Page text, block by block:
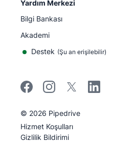
Yardım Merkezi
Bilgi Bankası
Akademi
Destek (Şu an erişilebilir)
© 2026 Pipedrive
Pipedrive
Hizmet Koşulları
Pipedrive
Gizlilik Bildirimi